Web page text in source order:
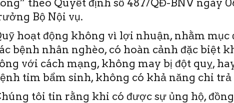
theo Quyết định số 487/QĐ-BNV ngày
Bộ Nội vụ.
hoạt động không vì lợi nhuận, nhằm
bệnh nhân nghèo, có hoàn cảnh đặc biệt
với cách mạng, không may bị đột quỵ,
tim bẩm sinh, không có khả năng chi
tôi tin rằng khi có được sự ủng hộ,